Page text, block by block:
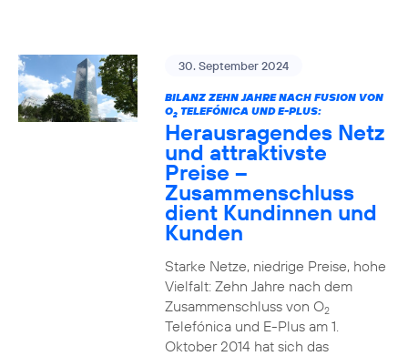
30. September 2024
BILANZ ZEHN JAHRE NACH FUSION VON
O2TELEFÓNICA UND E-PLUS:
Herausragendes Netz
und attraktivste
Preise –
Zusammenschluss
dient Kundinnen und
Kunden
Starke Netze, niedrige Preise, hohe
Vielfalt: Zehn Jahre nach dem
Zusammenschluss von O2
Telefónica und E-Plus am 1.
Oktober 2014 hat sich das